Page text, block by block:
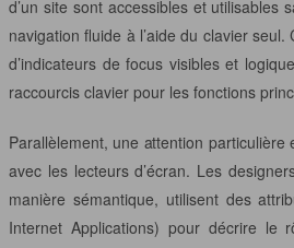
d’un site sont accessibles et utilisables
navigation fluide à l’aide du clavier
d’indicateurs de focus visibles et
raccourcis clavier pour les fonctions
Parallèlement, une attention particulière
avec les lecteurs d’écran. Les
manière sémantique, utilisent des
Internet Applications) pour décrire le